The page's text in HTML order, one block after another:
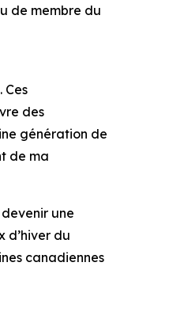
de membre du
Ces
des
génération de
de ma
une
d’hiver du
canadiennes